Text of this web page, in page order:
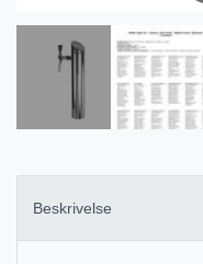
Beskrivelse